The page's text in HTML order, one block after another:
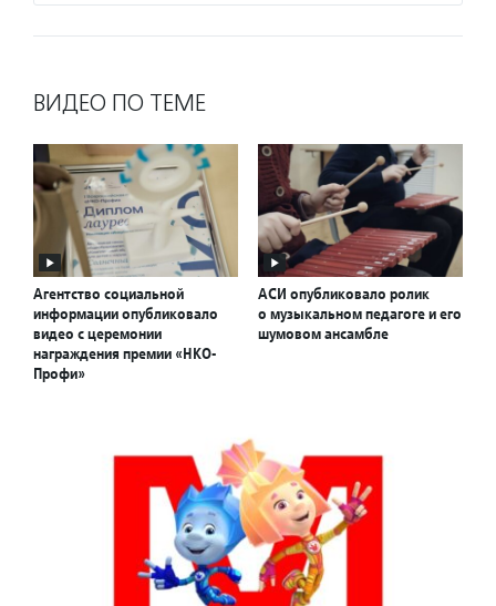
ВИДЕО ПО ТЕМЕ
Агентство социальной
информации опубликовало
видео с церемонии
награждения премии «НКО-
Профи»
АСИ опубликовало ролик
о музыкальном педагоге и его
шумовом ансамбле